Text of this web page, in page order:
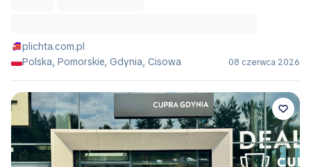
plichta.com.pl
Polska, Pomorskie, Gdynia, Cisowa
08 czerwca 2026